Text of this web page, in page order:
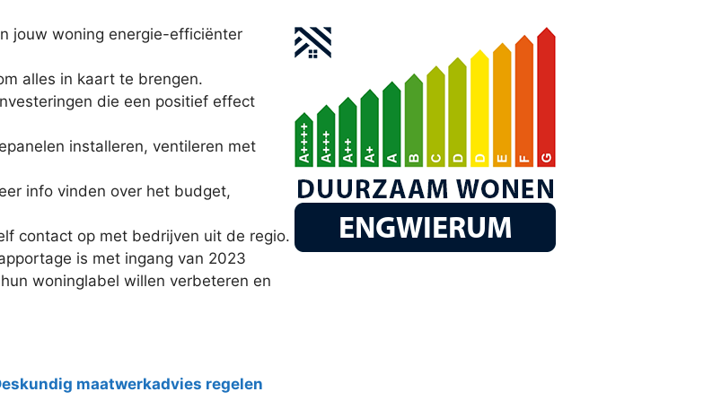
jouw woning energie-efficiënter
alles in kaart te brengen.
die een positief effect
installeren, ventileren met
info vinden over het budget,
contact op met bedrijven uit de regio.
is met ingang van 2023
woninglabel willen verbeteren en
maatwerkadvies regelen